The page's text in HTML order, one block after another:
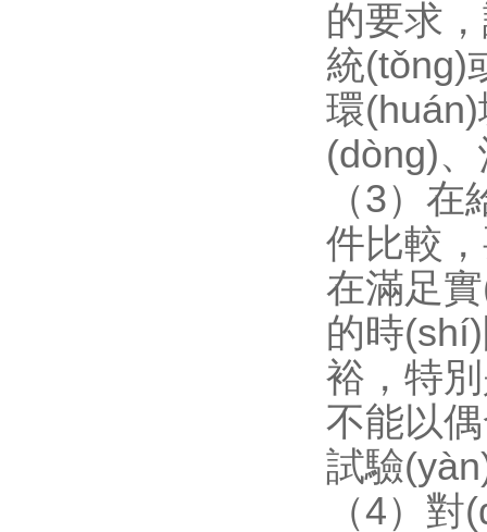
的要求
統(tǒng)
環(huán)境
(dòng)
（3）在
件比較，
在滿足實
的時
裕，特
不能以偶
試驗
（4）對